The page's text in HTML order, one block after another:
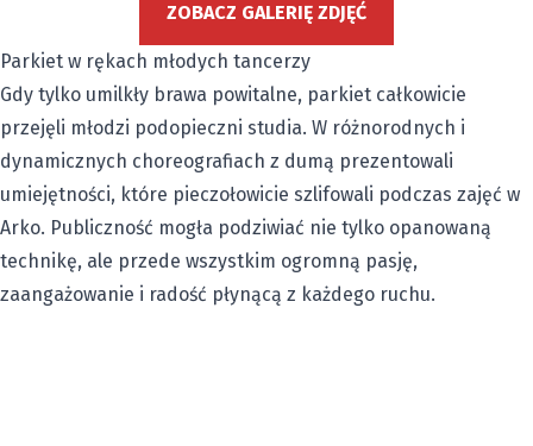
ZOBACZ GALERIĘ ZDJĘĆ
Parkiet w rękach młodych tancerzy
Gdy tylko umilkły brawa powitalne, parkiet całkowicie
przejęli młodzi podopieczni studia. W różnorodnych i
dynamicznych choreografiach z dumą prezentowali
umiejętności, które pieczołowicie szlifowali podczas zajęć w
Arko. Publiczność mogła podziwiać nie tylko opanowaną
technikę, ale przede wszystkim ogromną pasję,
zaangażowanie i radość płynącą z każdego ruchu.